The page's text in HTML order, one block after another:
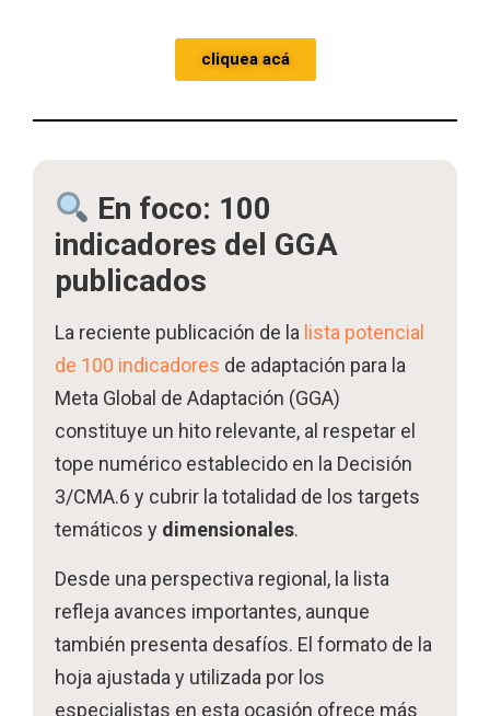
cliquea acá
En foco: 100
indicadores del GGA
publicados
La reciente publicación de la lista potencial
de 100 indicadores de adaptación para la
Meta Global de Adaptación (GGA)
constituye un hito relevante, al respetar el
tope numérico establecido en la Decisión
3/CMA.6 y cubrir la totalidad de los targets
temáticos y dimensionales.
Desde una perspectiva regional, la lista
refleja avances importantes, aunque
también presenta desafíos. El formato de la
hoja ajustada y utilizada por los
especialistas en esta ocasión ofrece más